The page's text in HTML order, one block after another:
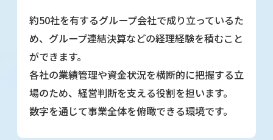
約50社を有するグループ会社で成り立っているた
め、グループ連結決算などの経理経験を積むこと
ができます。
各社の業績管理や資金状況を横断的に把握する立
場のため、経営判断を支える役割を担います。
数字を通じて事業全体を俯瞰できる環境です。